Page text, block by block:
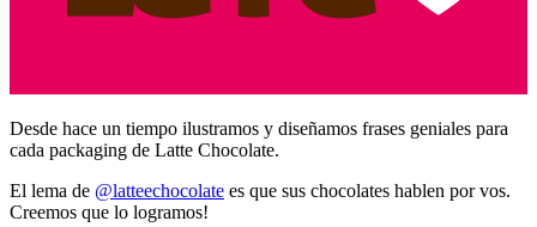
Desde hace un tiempo ilustramos y diseñamos frases geniales para
cada packaging de Latte Chocolate.
El lema de @latteechocolate es que sus chocolates hablen por vos.
Creemos que lo logramos!